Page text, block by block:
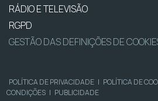
RÁDIO E TELEVISÃO
RGPD
GESTÃO DAS DEFINIÇÕES DE
POLÍTICA DE PRIVACIDADE | POLÍTICA DE
CONDIÇÕES | PUBLICIDADE